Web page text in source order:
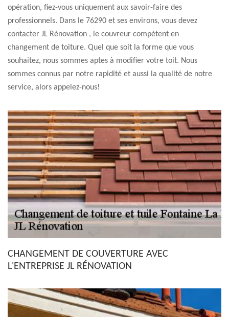
opération, fiez-vous uniquement aux savoir-faire des
professionnels. Dans le 76290 et ses environs, vous devez
contacter JL Rénovation , le couvreur compétent en
changement de toiture. Quel que soit la forme que vous
souhaitez, nous sommes aptes à modifier votre toit. Nous
sommes connus par notre rapidité et aussi la qualité de notre
service, alors appelez-nous!
CHANGEMENT DE COUVERTURE AVEC
L'ENTREPRISE JL RÉNOVATION